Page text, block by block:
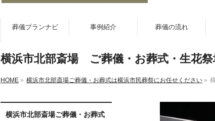
葬儀プランナビ 事例紹介 葬儀の流れ
横浜市北部斎場 ご葬儀・お葬式・生花祭
HOME » 横浜市北部斎場ご葬儀・お葬式は横浜市民葬祭にお任せください »
横浜市北部斎場ご葬儀・お葬式